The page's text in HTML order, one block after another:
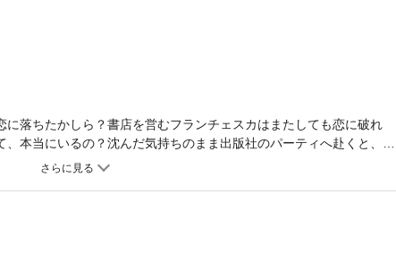
落ちたかしら？書店を営むフランチェスカはまたしても恋に破れ
本当にいるの？沈んだ気持ちのまま出版社のパーティへ赴くと、会
題でもちきりだった。端整な顔立ちと鋭い知性で知られる王子が上梓
──フランチェスカは気づかなかった。彼こそがコンラッドだとは。
い環境に戸惑い、さらに彼とのすれ違いから愛されていないと思い込